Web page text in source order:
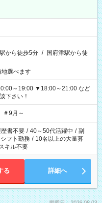
から徒歩5分 / 国府津駅から徒
選べます
下さい！
＃9月～
歴書不要 / 40～50代活躍中 / 副
シフト勤務 / 10名以上の大量募
キル不要
る 詳細へ